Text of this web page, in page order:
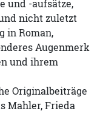
und -aufsätze,
nicht zuletzt
in Roman,
Augenmerk
und ihrem
Originalbeiträge
Mahler, Frieda